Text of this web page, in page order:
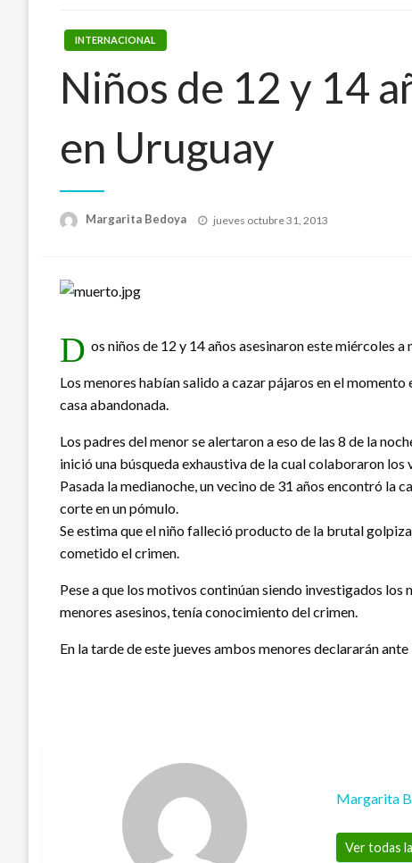
INTERNACIONAL
Niños de 12 y 14
en Uruguay
Margarita Bedoya
Publicado
jueves octubre 31, 2013
D os niños de 12 y 14 años asesinaron este miércoles
Los menores habían salido a cazar pájaros en el
casa abandonada.
Los padres del menor se alertaron a eso de las 8 de la
inició una búsqueda exhaustiva de la cual colaboraron los
Pasada la medianoche, un vecino de 31 años encontró la
corte en un pómulo.
Se estima que el niño falleció producto de la brutal
cometido el crimen.
Pese a que los motivos continúan siendo investigados
menores asesinos, tenía conocimiento del crimen.
En la tarde de este jueves ambos menores declararán
Margarita
Ver todas